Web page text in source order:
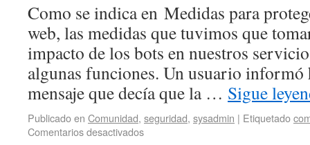
Como se indica en Medidas para
web, las medidas que tuvimos que
impacto de los bots en nuestros
algunas funciones. Un usuario
mensaje que decía que la … Sigue
Publicado en Comunidad, seguridad, sysadmin | Etiquetado
Comentarios desactivados